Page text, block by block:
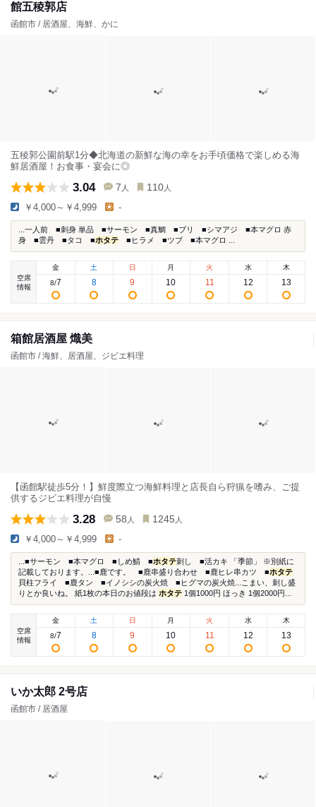
館五稜郭店
函館市 / 居酒屋、海鮮、かに
五稜郭公園前駅1分◆北海道の新鮮な海の幸をお手頃価格で楽しめる海
鮮居酒屋！お食事・宴会に◎
3.04 7 人 110 人
￥4,000～￥4,999 -
...一人前 ■刺身 単品 ■サーモン ■真鯛 ■ブリ ■シマアジ ■本マグロ 赤
身 ■雲丹 ■タコ ■ホタテ ■ヒラメ ■ツブ ■本マグロ ...
空席
情報
金
8/7
土
8
日
9
月
10
火
11
水
12
木
13
箱館居酒屋 熾美
函館市 / 海鮮、居酒屋、ジビエ料理
【函館駅徒歩5分！】鮮度際立つ海鮮料理と店長自ら狩猟を嗜み、ご提
供するジビエ料理が自慢
3.28 58 人 1245 人
￥4,000～￥4,999 -
...■サーモン ■本マグロ ■しめ鯖 ■ホタテ刺し ■活カキ 「季節」 ※別紙に
記載しております。...■鹿です。 ■鹿串盛り合わせ ■鹿ヒレ串カツ ■ホタテ
貝柱フライ ■鹿タン ■イノシシの炭火焼 ■ヒグマの炭火焼...こまい、刺し盛
りとか良いね。 紙1枚の本日のお値段は ホタテ 1個1000円 ほっき 1個2000円...
空席
情報
金
8/7
土
8
日
9
月
10
火
11
水
12
木
13
いか太郎 2号店
函館市 / 居酒屋